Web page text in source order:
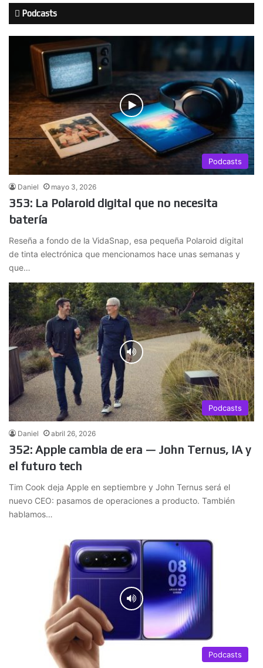
Podcasts
Podcasts
Daniel mayo 3, 2026
353: La Polaroid digital que no necesita
batería
Reseña a fondo de la VidaSnap, esa pequeña Polaroid digital
de tinta electrónica que mencionamos hace unas semanas y
que…
Podcasts
Daniel abril 26, 2026
352: Apple cambia de era — John Ternus, IA y
el futuro tech
Tim Cook deja Apple en septiembre y John Ternus será el
nuevo CEO: pasamos de operaciones a producto. También
hablamos…
Podcasts